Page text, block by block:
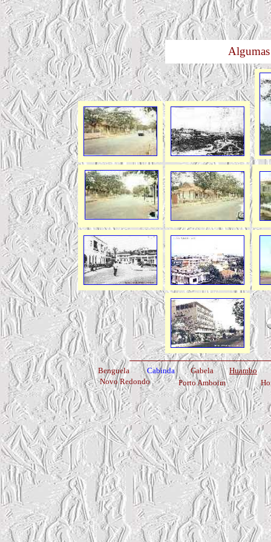
Benguela Cabinda Gabela
Huambo
Novo Redondo
Porto Amboim